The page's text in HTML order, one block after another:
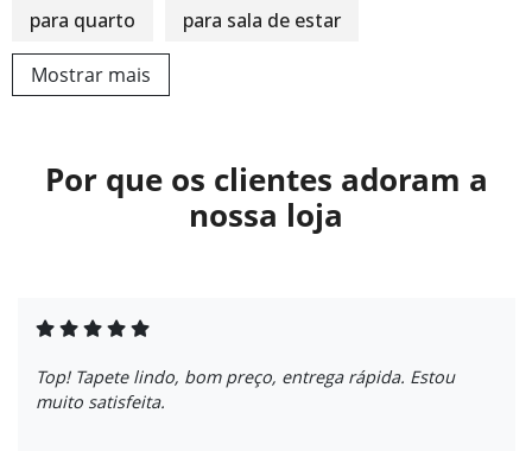
para quarto para sala de estar
Mostrar mais
Por que os clientes adoram a
nossa loja
Top! Tapete lindo, bom preço, entrega rápida. Estou
muito satisfeita.